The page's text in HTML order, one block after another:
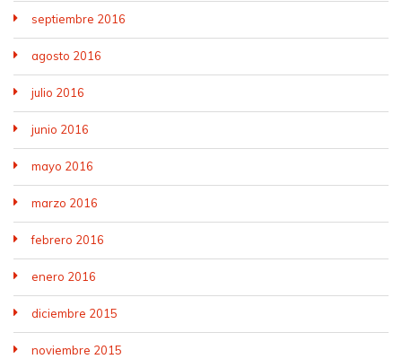
septiembre 2016
agosto 2016
julio 2016
junio 2016
mayo 2016
marzo 2016
febrero 2016
enero 2016
diciembre 2015
noviembre 2015